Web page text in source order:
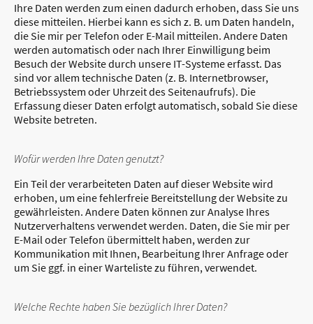
Ihre Daten werden zum einen dadurch erhoben, dass Sie uns
diese mitteilen. Hierbei kann es sich z. B. um Daten handeln,
die Sie mir per Telefon oder E-Mail mitteilen. Andere Daten
werden automatisch oder nach Ihrer Einwilligung beim
Besuch der Website durch unsere IT-Systeme erfasst. Das
sind vor allem technische Daten (z. B. Internetbrowser,
Betriebssystem oder Uhrzeit des Seitenaufrufs). Die
Erfassung dieser Daten erfolgt automatisch, sobald Sie diese
Website betreten.
Wofür werden Ihre Daten genutzt?
Ein Teil der verarbeiteten Daten auf dieser Website wird
erhoben, um eine fehlerfreie Bereitstellung der Website zu
gewährleisten. Andere Daten können zur Analyse Ihres
Nutzerverhaltens verwendet werden. Daten, die Sie mir per
E-Mail oder Telefon übermittelt haben, werden zur
Kommunikation mit Ihnen, Bearbeitung Ihrer Anfrage oder
um Sie ggf. in einer Warteliste zu führen, verwendet.
Welche Rechte haben Sie bezüglich Ihrer Daten?